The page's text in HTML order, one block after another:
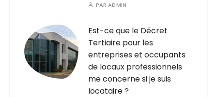
PARADMIN
Est-ce que le Décret
Tertiaire pour les
entreprises et occupants
de locaux professionnels
me concerne si je suis
locataire ?